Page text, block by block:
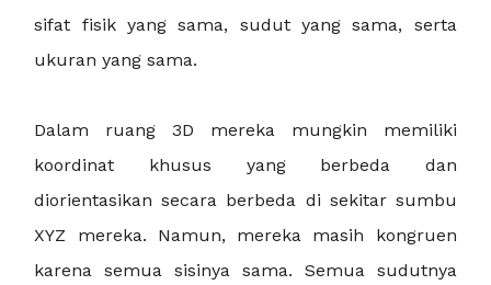
sifat fisik yang sama, sudut yang sama, serta
ukuran yang sama.
Dalam ruang 3D mereka mungkin memiliki
koordinat khusus yang berbeda dan
diorientasikan secara berbeda di sekitar sumbu
XYZ mereka. Namun, mereka masih kongruen
karena semua sisinya sama. Semua sudutnya